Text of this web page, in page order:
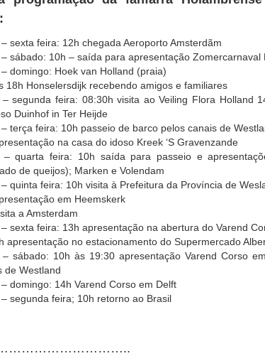
sexta feira: 12h chegada Aeroporto Amsterdãm
sábado: 10h – saída para apresentação Zomercarnaval
domingo: Hoek van Holland (praia)
18h Honselersdijk recebendo amigos e familiares
segunda feira: 08:30h visita ao Veiling Flora Holland
Duinhof in Ter Heijde
terça feira: 10h passeio de barco pelos canais de
na casa do idoso Kreek ‘S Gravenzande
– quarta feira: 10h saída para passeio e
de queijos); Marken e Volendam
quinta feira: 10h visita à Prefeitura da Província de
em Heemskerk
a Amsterdam
sexta feira: 13h apresentação na abertura do Varend
apresentação no estacionamento do Supermercado
– sábado: 10h às 19:30 apresentação Varend Corso
de Westland
domingo: 14h Varend Corso em Delft
segunda feira; 10h retorno ao Brasil